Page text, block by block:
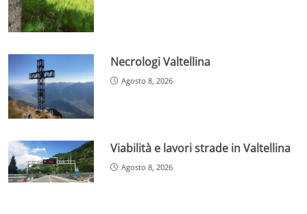
Necrologi Valtellina
Agosto 8, 2026
Viabilità e lavori strade in Valtellina
Agosto 8, 2026